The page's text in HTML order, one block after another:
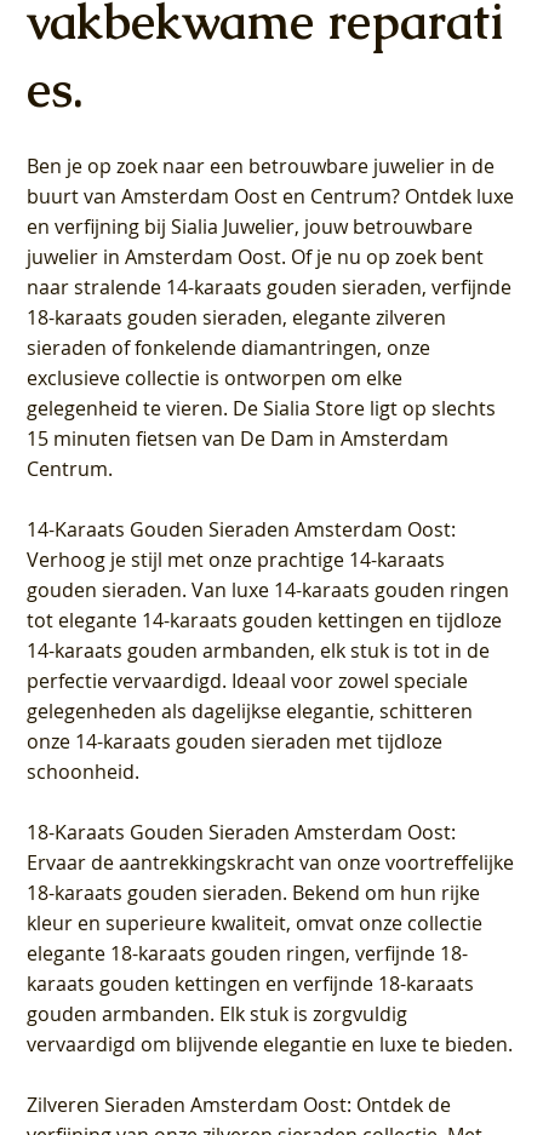
vakbekwame reparati
es.
Ben je op zoek naar een betrouwbare juwelier in de
buurt van Amsterdam Oost en Centrum? Ontdek luxe
en verfijning bij Sialia Juwelier, jouw betrouwbare
juwelier in Amsterdam Oost. Of je nu op zoek bent
naar stralende 14-karaats gouden sieraden, verfijnde
18-karaats gouden sieraden, elegante zilveren
sieraden of fonkelende diamantringen, onze
exclusieve collectie is ontworpen om elke
gelegenheid te vieren. De Sialia Store ligt op slechts
15 minuten fietsen van De Dam in Amsterdam
Centrum.
14-Karaats Gouden Sieraden Amsterdam Oost:
Verhoog je stijl met onze prachtige 14-karaats
gouden sieraden. Van luxe 14-karaats gouden ringen
tot elegante 14-karaats gouden kettingen en tijdloze
14-karaats gouden armbanden, elk stuk is tot in de
perfectie vervaardigd. Ideaal voor zowel speciale
gelegenheden als dagelijkse elegantie, schitteren
onze 14-karaats gouden sieraden met tijdloze
schoonheid.
18-Karaats Gouden Sieraden Amsterdam Oost:
Ervaar de aantrekkingskracht van onze voortreffelijke
18-karaats gouden sieraden. Bekend om hun rijke
kleur en superieure kwaliteit, omvat onze collectie
elegante 18-karaats gouden ringen, verfijnde 18-
karaats gouden kettingen en verfijnde 18-karaats
gouden armbanden. Elk stuk is zorgvuldig
vervaardigd om blijvende elegantie en luxe te bieden.
Zilveren Sieraden Amsterdam Oost: Ontdek de